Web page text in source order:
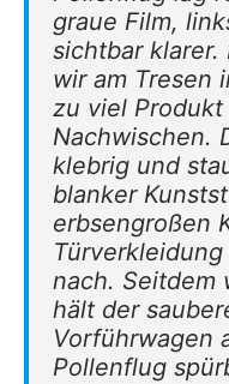
graue Film,
sichtbar klarer.
wir am Tresen
zu viel
Nachwischen.
klebrig und
blanker
erbsengroßen
nach. Seitdem
hält der
Vorführwagen
Pollenflug